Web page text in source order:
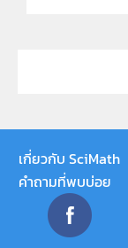
เกี่ยวกับ SciMath
คำถามที่พบบ่อย